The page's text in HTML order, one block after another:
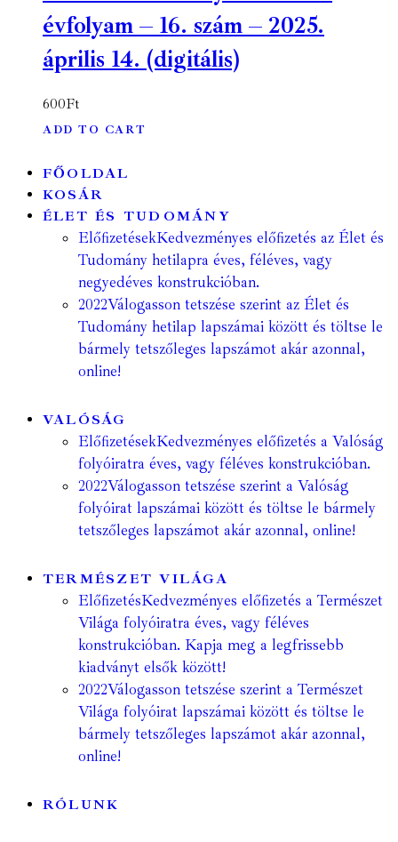
évfolyam – 16. szám – 2025.
április 14. (digitális)
600Ft
ADD TO CART
FŐOLDAL
KOSÁR
ÉLET ÉS TUDOMÁNY
ElőfizetésekKedvezményes előfizetés az Élet és
Tudomány hetilapra éves, féléves, vagy
negyedéves konstrukcióban.
2022Válogasson tetszése szerint az Élet és
Tudomány hetilap lapszámai között és töltse le
bármely tetszőleges lapszámot akár azonnal,
online!
VALÓSÁG
ElőfizetésekKedvezményes előfizetés a Valóság
folyóiratra éves, vagy féléves konstrukcióban.
2022Válogasson tetszése szerint a Valóság
folyóirat lapszámai között és töltse le bármely
tetszőleges lapszámot akár azonnal, online!
TERMÉSZET VILÁGA
ElőfizetésKedvezményes előfizetés a Természet
Világa folyóiratra éves, vagy féléves
konstrukcióban. Kapja meg a legfrissebb
kiadványt elsők között!
2022Válogasson tetszése szerint a Természet
Világa folyóirat lapszámai között és töltse le
bármely tetszőleges lapszámot akár azonnal,
online!
RÓLUNK